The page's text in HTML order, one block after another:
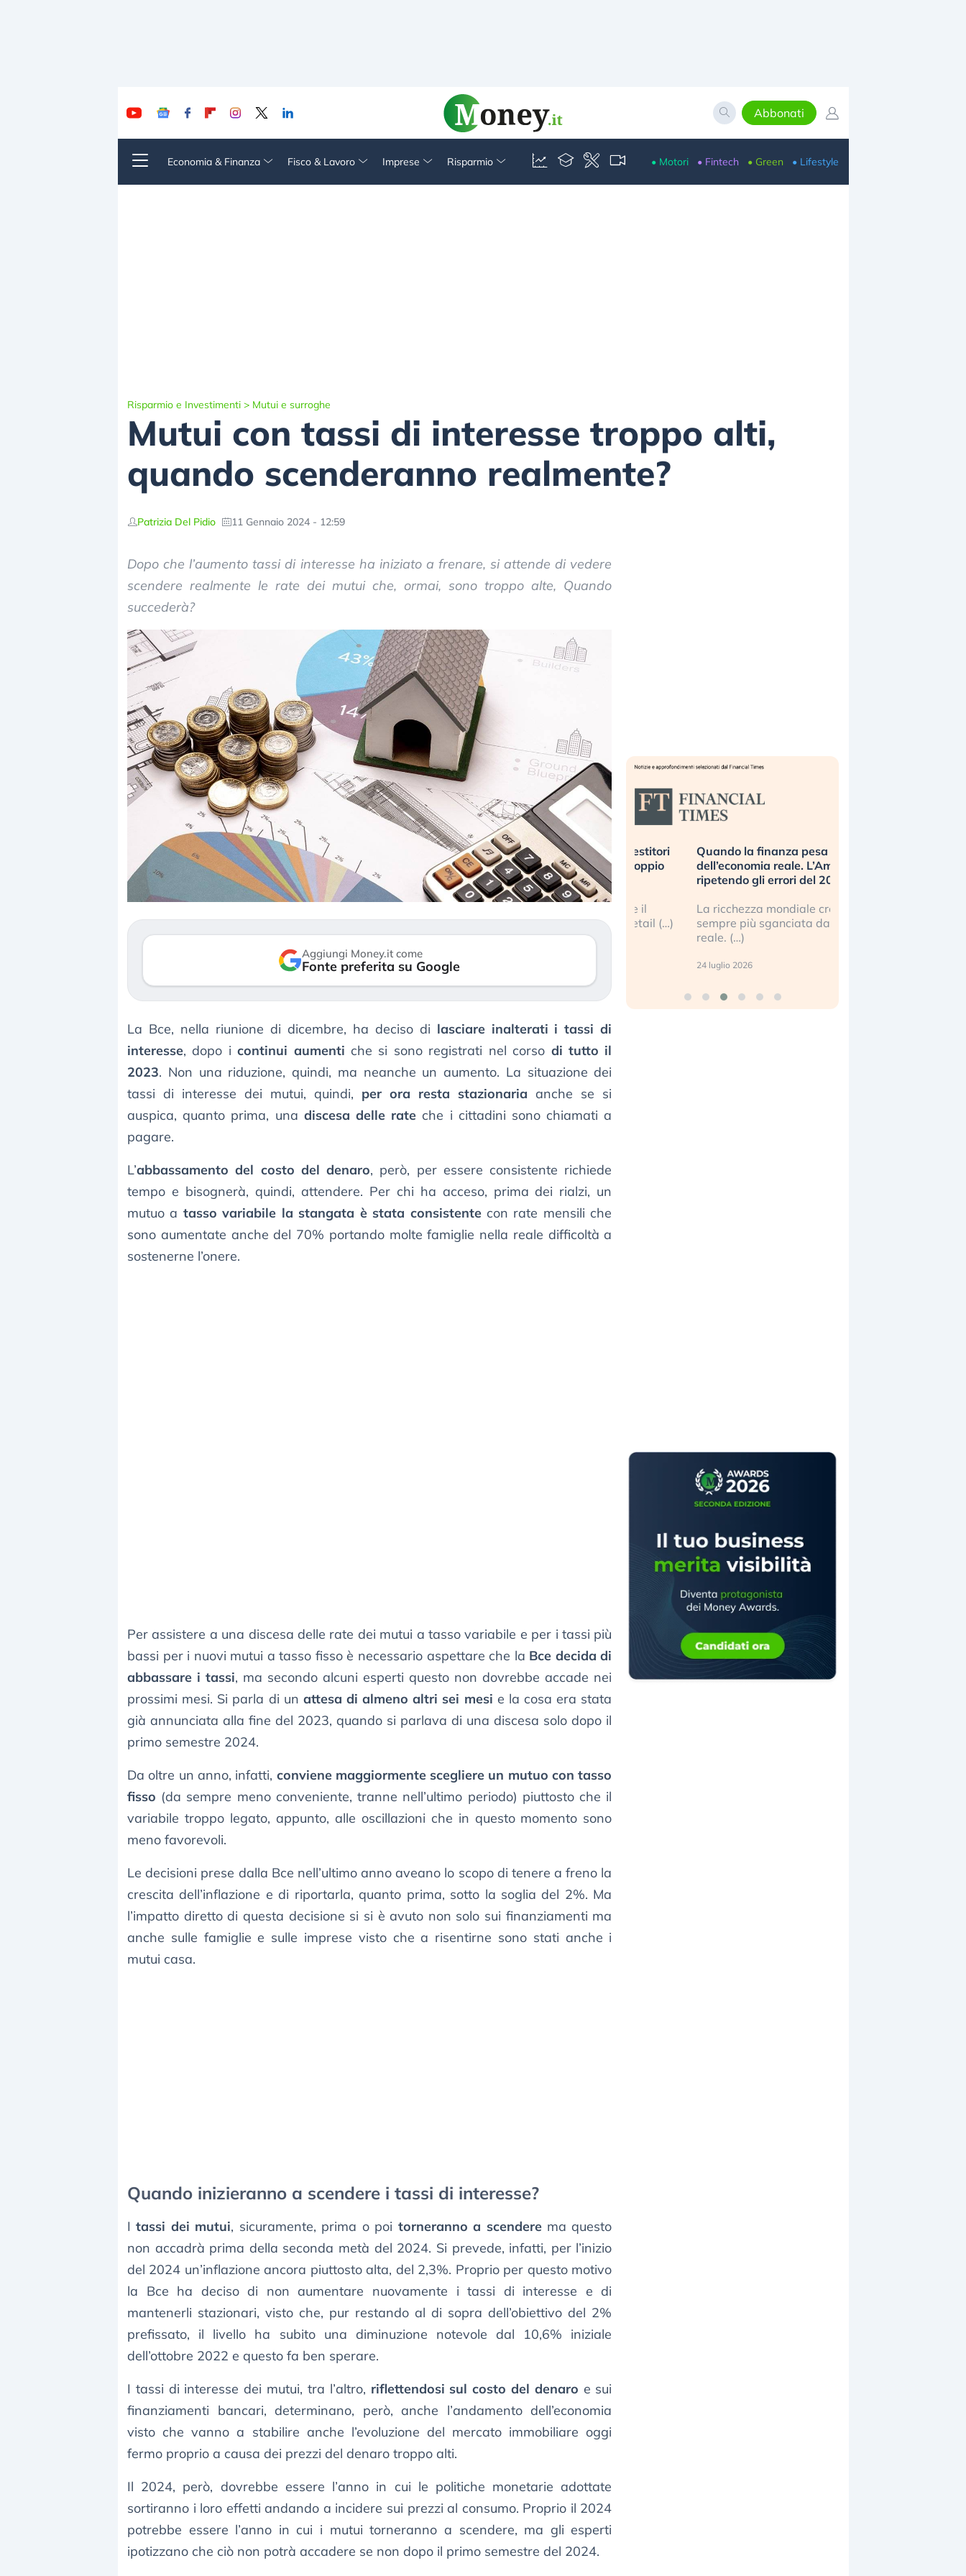
Abbonati
Economia & Finanza Fisco & Lavoro Imprese Risparmio • Motori • Fintech • Green • Lifestyle
Risparmio e Investimenti > Mutui e surroghe
Mutui con tassi di interesse troppo alti,
quando scenderanno realmente?
Patrizia Del Pidio 11 Gennaio 2024 - 12:59
Dopo che l’aumento tassi di interesse ha iniziato a frenare, si attende di vedere
scendere realmente le rate dei mutui che, ormai, sono troppo alte, Quando
succederà?
Aggiungi Money.it come
Fonte preferita su Google
La Bce, nella riunione di dicembre, ha deciso di lasciare inalterati i tassi di
interesse, dopo icontinui aumenti che si sono registrati nel corso di tutto il
2023. Non una riduzione, quindi, ma neanche un aumento. La situazione dei
tassi di interesse dei mutui, quindi, per ora resta stazionaria anche se si
auspica, quanto prima, una discesa delle rate che i cittadini sono chiamati a
pagare.
L’abbassamento del costo del denaro, però, per essere consistente richiede
tempo e bisognerà, quindi, attendere. Per chi ha acceso, prima dei rialzi, un
mutuo a tasso variabile la stangata è stata consistentecon rate mensili che
sono aumentate anche del 70% portando molte famiglie nella reale difficoltà a
sostenerne l’onere.
Per assistere a una discesa delle rate dei mutui a tasso variabile e per i tassi più
bassi per i nuovi mutui a tasso fisso è necessario aspettare che la Bce decida di
abbassare i tassi, ma secondo alcuni esperti questo non dovrebbe accade nei
prossimi mesi. Si parla di un attesa di almeno altri sei mesi e la cosa era stata
già annunciata alla fine del 2023, quando si parlava di una discesa solo dopo il
primo semestre 2024.
Da oltre un anno, infatti, conviene maggiormente scegliere un mutuo con tasso
fisso (da sempre meno conveniente, tranne nell’ultimo periodo) piuttosto che il
variabile troppo legato, appunto, alle oscillazioni che in questo momento sono
meno favorevoli.
Le decisioni prese dalla Bce nell’ultimo anno aveano lo scopo di tenere a freno la
crescita dell’inflazione e di riportarla, quanto prima, sotto la soglia del 2%. Ma
l’impatto diretto di questa decisione si si è avuto non solo sui finanziamenti ma
anche sulle famiglie e sulle imprese visto che a risentirne sono stati anche i
mutui casa.
Quando inizieranno a scendere i tassi di interesse?
Itassi dei mutui, sicuramente, prima o poi torneranno a scenderema questo
non accadrà prima della seconda metà del 2024. Si prevede, infatti, per l’inizio
del 2024 un’inflazione ancora piuttosto alta, del 2,3%. Proprio per questo motivo
la Bce ha deciso di non aumentare nuovamente i tassi di interesse e di
mantenerli stazionari, visto che, pur restando al di sopra dell’obiettivo del 2%
prefissato, il livello ha subito una diminuzione notevole dal 10,6% iniziale
dell’ottobre 2022 e questo fa ben sperare.
I tassi di interesse dei mutui, tra l’altro, riflettendosi sul costo del denaro e sui
finanziamenti bancari, determinano, però, anche l’andamento dell’economia
visto che vanno a stabilire anche l’evoluzione del mercato immobiliare oggi
fermo proprio a causa dei prezzi del denaro troppo alti.
Il 2024, però, dovrebbe essere l’anno in cui le politiche monetarie adottate
sortiranno i loro effetti andando a incidere sui prezzi al consumo. Proprio il 2024
potrebbe essere l’anno in cui i mutui torneranno a scendere, ma gli esperti
ipotizzano che ciò non potrà accadere se non dopo il primo semestre del 2024.
Dalle valutazioni estreme alla
correzione. Cosa sta guidando il
repricing degli asset?
mostrando segni di stanchezza
verso le (…)
3 agosto 2026
«La mia vita è rovinata». Investitori
in preda al panico dopo lo scoppio
della bolla AI
Kospi, mentre gli investitori retail (…)
Quando la finanza pesa più
dell’economia reale. L’America sta
ripetendo gli errori del 2008?
La ricchezza mondiale cresce, ma è
sempre più sganciata dall’economia
reale. (…)
24 luglio 2026